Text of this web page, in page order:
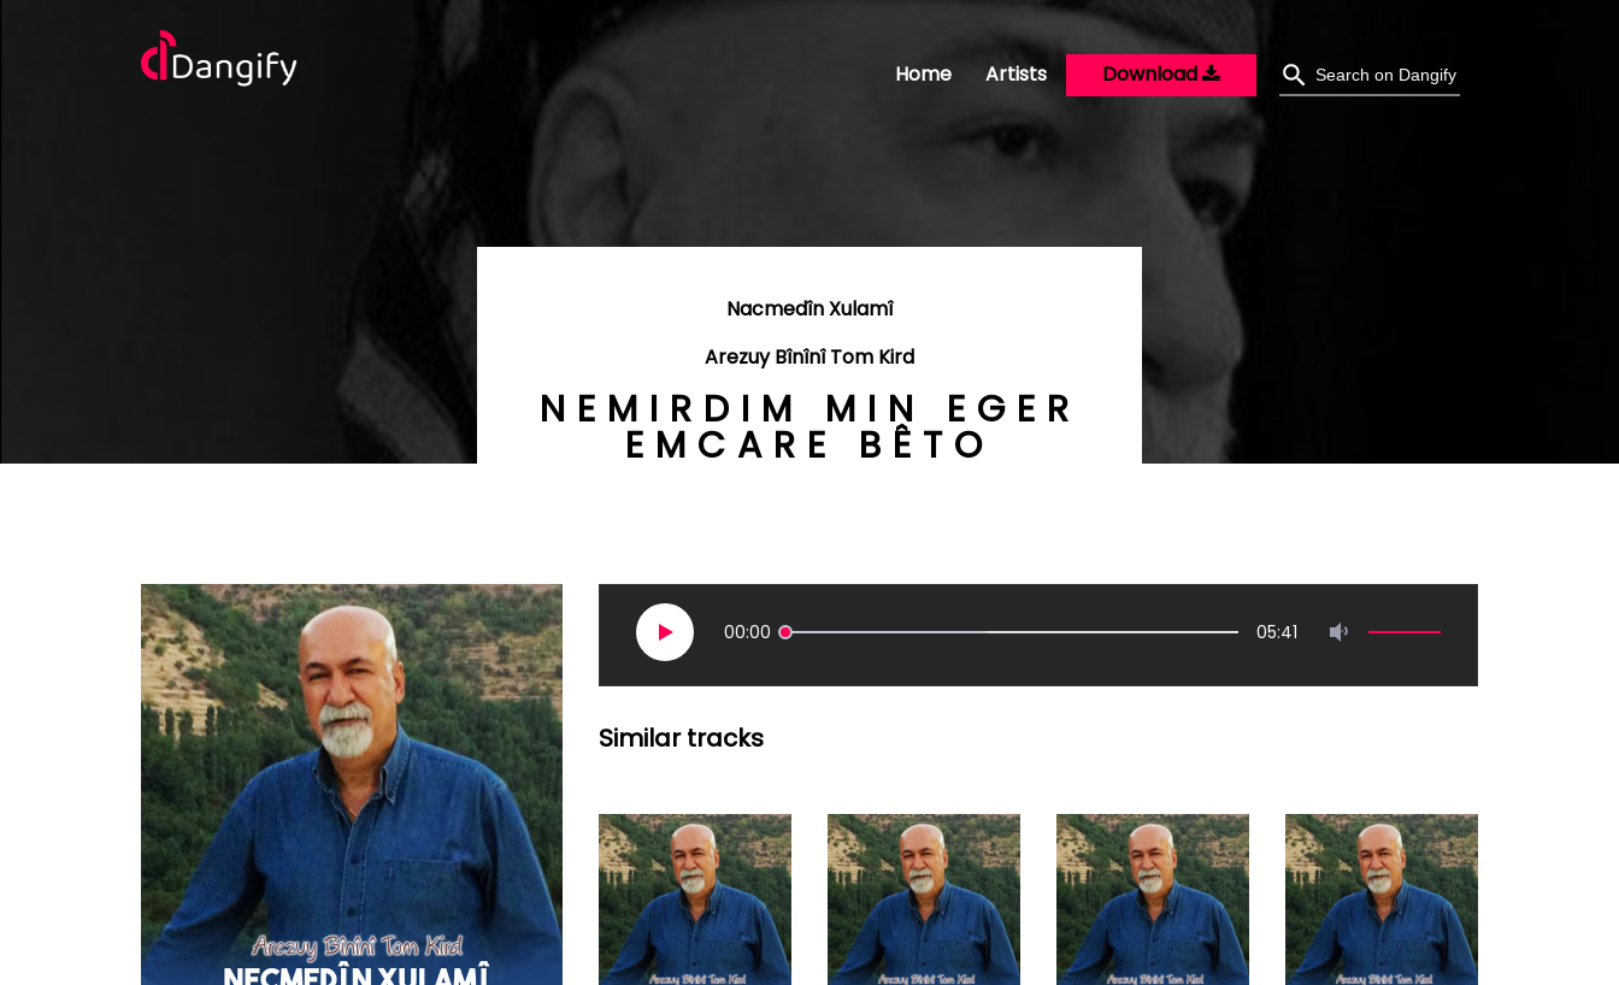
Home Artists Download
Nacmedîn Xulamî
Arezuy Bînînî Tom Kird
NEMIRDIM MIN EGER
EMCARE BÊTO
00:00 05:41
Similar tracks